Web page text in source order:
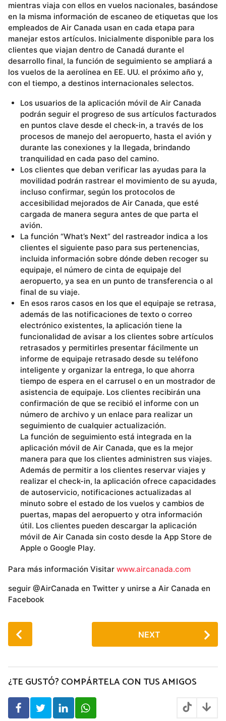
mientras viaja con ellos en vuelos nacionales, basándose
en la misma información de escaneo de etiquetas que los
empleados de Air Canada usan en cada etapa para
manejar estos artículos. Inicialmente disponible para los
clientes que viajan dentro de Canadá durante el
desarrollo final, la función de seguimiento se ampliará a
los vuelos de la aerolínea en EE. UU. el próximo año y,
con el tiempo, a destinos internacionales selectos.
Los usuarios de la aplicación móvil de Air Canada
podrán seguir el progreso de sus artículos facturados
en puntos clave desde el check-in, a través de los
procesos de manejo del aeropuerto, hasta el avión y
durante las conexiones y la llegada, brindando
tranquilidad en cada paso del camino.
Los clientes que deban verificar las ayudas para la
movilidad podrán rastrear el movimiento de su ayuda,
incluso confirmar, según los protocolos de
accesibilidad mejorados de Air Canada, que esté
cargada de manera segura antes de que parta el
avión.
La función “What’s Next” del rastreador indica a los
clientes el siguiente paso para sus pertenencias,
incluida información sobre dónde deben recoger su
equipaje, el número de cinta de equipaje del
aeropuerto, ya sea en un punto de transferencia o al
final de su viaje.
En esos raros casos en los que el equipaje se retrasa,
además de las notificaciones de texto o correo
electrónico existentes, la aplicación tiene la
funcionalidad de avisar a los clientes sobre artículos
retrasados y permitirles presentar fácilmente un
informe de equipaje retrasado desde su teléfono
inteligente y organizar la entrega, lo que ahorra
tiempo de espera en el carrusel o en un mostrador de
asistencia de equipaje. Los clientes recibirán una
confirmación de que se recibió el informe con un
número de archivo y un enlace para realizar un
seguimiento de cualquier actualización.
La función de seguimiento está integrada en la
aplicación móvil de Air Canada, que es la mejor
manera para que los clientes administren sus viajes.
Además de permitir a los clientes reservar viajes y
realizar el check-in, la aplicación ofrece capacidades
de autoservicio, notificaciones actualizadas al
minuto sobre el estado de los vuelos y cambios de
puertas, mapas del aeropuerto y otra información
útil. Los clientes pueden descargar la aplicación
móvil de Air Canada sin costo desde la App Store de
Apple o Google Play.
Para más información Visitar www.aircanada.com
seguir @AirCanada en Twitter y unirse a Air Canada en
Facebook
P
o
P
a
NEXT
¿TE GUSTÓ? COMPÁRTELA CON TUS AMIGOS